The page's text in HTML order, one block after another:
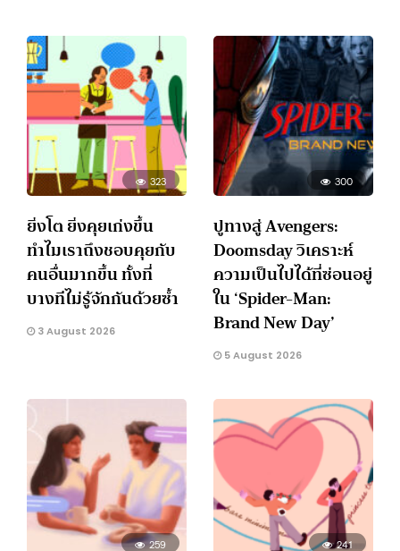
323
ยิ่งโต ยิ่งคุยเก่งขึ้น
ทำไมเราถึงชอบคุยกับ
คนอื่นมากขึ้น ทั้งที่
บางทีไม่รู้จักกันด้วยซ้ำ
3 August 2026
300
ปูทางสู่ Avengers:
Doomsday วิเคราะห์
ความเป็นไปได้ที่ซ่อนอยู่
ใน ‘Spider-Man:
Brand New Day’
5 August 2026
259 241